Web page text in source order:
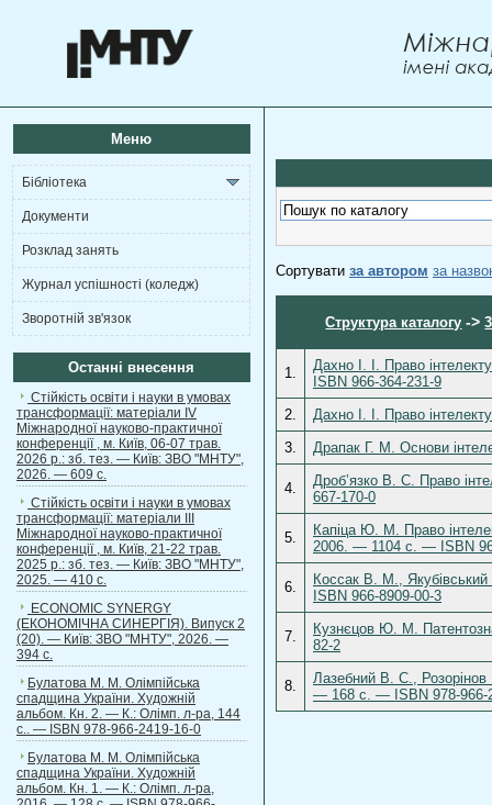
Меню
Бібліотека
Документи
Розклад занять
Журнал успішності (коледж)
Зворотній зв'язок
Останні внесення
Стійкість освіти і науки в умовах
трансформації: матеріали ІV
Міжнародної науково-практичної
конференції , м. Київ, 06-07 трав.
2026 р.: зб. тез. — Київ: ЗВО "МНТУ",
2026. — 609 с.
Стійкість освіти і науки в умовах
трансформації: матеріали ІІІ
Міжнародної науково-практичної
конференції , м. Київ, 21-22 трав.
2025 р.: зб. тез. — Київ: ЗВО "МНТУ",
2025. — 410 с.
ECONOMIC SYNERGY
(ЕКОНОМІЧНА СИНЕРГІЯ). Випуск 2
(20). — Київ: ЗВО "МНТУ", 2026. —
394 с.
Булатова М. М. Олімпійська
спадщина України. Художній
альбом. Кн. 2. — К.: Олімп. л-ра, 144
с.. — ISBN 978-966-2419-16-0
Булатова М. М. Олімпійська
спадщина України. Художній
альбом. Кн. 1. — К.: Олімп. л-ра,
Сортувати за автором за
Структура каталогу ->
1.
Дахно І. І. Право
ISBN 966-364-231-9
2.
Дахно І. І. Право
3.
Драпак Г. М. Основи
4.
Дроб’язко В. С. Право
667-170-0
5.
Капіца Ю. М. Право
2006. — 1104 c. — ISBN
6.
Коссак В. М.,
ISBN 966-8909-00-3
7.
Кузнєцов Ю. М.
82-2
8.
Лазебний В. С., Розорінов
— 168 с. — ISBN 978-966-